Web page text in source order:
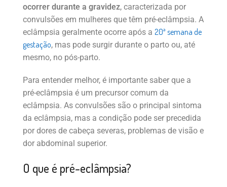
ocorrer durante a gravidez, caracterizada por
convulsões em mulheres que têm pré-eclâmpsia. A
eclâmpsia geralmente ocorre após a 20ª semana de
gestação, mas pode surgir durante o parto ou, até
mesmo, no pós-parto.
Para entender melhor, é importante saber que a
pré-eclâmpsia é um precursor comum da
eclâmpsia. As convulsões são o principal sintoma
da eclâmpsia, mas a condição pode ser precedida
por dores de cabeça severas, problemas de visão e
dor abdominal superior.
O que é pré-eclâmpsia?